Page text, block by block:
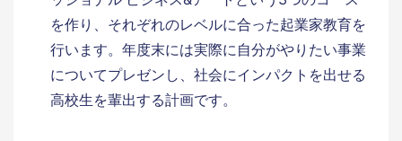
を作り、それぞれのレベルに合った起業家教育を
行います。年度末には実際に自分がやりたい事業
についてプレゼンし、社会にインパクトを出せる
高校生を輩出する計画です。